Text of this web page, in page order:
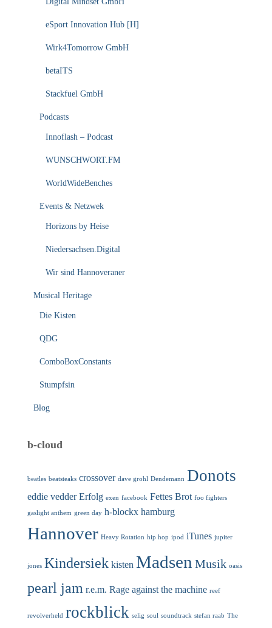
eSport Innovation Hub [H]
Wirk4Tomorrow GmbH
betaITS
Stackfuel GmbH
Podcasts
Innoflash – Podcast
WUNSCHWORT.FM
WorldWideBenches
Events & Netzwek
Horizons by Heise
Niedersachsen.Digital
Wir sind Hannoveraner
Musical Heritage
Die Kisten
QDG
ComboBoxConstants
Stumpfsin
Blog
b-cloud
beatles beatsteaks crossover dave grohl Dendemann Donots
eddie vedder Erfolg exen facebook Fettes Brot foo fighters
gaslight anthem green day h-blockx hamburg
Hannover Heavy Rotation hip hop ipod iTunes jupiter
jones Kindersiek kisten Madsen Musik oasis
pearl jam r.e.m. Rage against the machine reef
revolverheld rockblick selig soul soundtrack stefan raab The